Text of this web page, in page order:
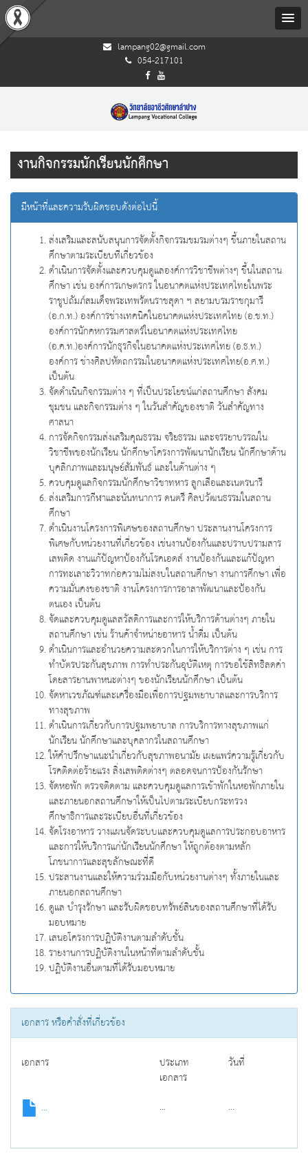
lampang02@gmail.com
054-217101
งานกิจกรรมนักเรียนนักศึกษา
มีหน้าที่และความรับผิดชอบดังต่อไปนี้
ส่งเสริมและสนับสนุนการจัดตั้งกิจกรรมชมรมต่างๆ ขึ้นภายในสถาน
ศึกษาตามระเบียบทีเกี่ยวข้อง
ดำเนินการจัดตั้งและควบคุมดูแลองค์การวิชาชีพต่างๆ ขึ้นในสถาน
ศึกษา เช่น องค์การเกษตรกร ในอนาคตแห่งประเทศไทยในพระ
ราชูปถัมภ์สมเด็จพระเทพรัตนราชสุดา ฯ สยามบรมราชกุมารี
(อ.ก.ท.) องค์การช่างเทคนิคในอนาคตแห่งประเทศไทย (อ.ช.ท.)
องค์การนักคหกรรมศาสตร์ในอนาคตแห่งประเทศไทย
(อ.ค.ท.)องค์การนักธุรกิจในอนาคตแห่งประเทศไทย (อ.ธ.ท.)
องค์การ ช่างศิลปหัตถกรรมในอนาคตแห่งประเทศไทย(อ.ศ.ท.)
เป็นต้น
จัดดำเนินกิจกรรมต่าง ๆ ที่เป็นประโยชน์แก่สถานศึกษา สังคม
ชุมชน และกิจกรรมต่าง ๆ ในวันสำคัญของชาติ วันสำคัญทาง
ศาสนา
การจัดกิจกรรมส่งเสริมคุณธรรม จริยธรรม และจรรยาบรรณใน
วิชาชีพของนักเรียน นักศึกษาโครงการพัฒนานักเรียน นักศึกษาด้าน
บุคลิกภาพและมนุษย์สัมพันธ์ และในด้านต่าง ๆ
ควบคุมดูแลกิจกรรมนักศึกษาวิชาทหาร ลูกเสือและเนตรนารี
ส่งเสริมการกีฬาและนันทนาการ ดนตรี ศิลปวัฒนธรรมในสถาน
ศึกษา
ดำเนินงานโครงการพิเศษของสถานศึกษา ประสานงานโครงการ
พิเศษกับหน่วยงานที่เกี่ยวข้อง เช่นงานป้องกันและปราบปรามสาร
เสพติด งานแก้ปัญหาป้องกันโรคเอดส์ งานป้องกันและแก้ปัญหา
การทะเลาะวิวาทก่อความไม่สงบในสถานศึกษา งานการศึกษา เพื่อ
ความมั่นคงของชาติ งานโครงการการอาสาพัฒนาและป้องกัน
ตนเอง เป็นต้น
จัดและควบคุมดูแลสวัสดิการและการให้บริการด้านต่างๆ ภายใน
สถานศึกษา เช่น ร้านค้าจำหน่ายอาหาร น้ำดื่ม เป็นต้น
ดำเนินการและอำนวยความสะดวกในการให้บริการต่าง ๆ เช่น การ
ทำบัตรประกันสุขภาพ การทำประกันอุบัติเหตุ การขอใช้สิทธิลดค่า
โดยสารยานพาหนะต่างๆ ของนักเรียนนักศึกษา เป็นต้น
จัดหาเวชภัณฑ์และเครื่องมือเพื่อการปฐมพยาบาลและการบริการ
ทางสุขภาพ
ดำเนินการเกี่ยวกับการปฐมพยาบาล การบริการทางสุขภาพแก่
นักเรียน นักศึกษาและบุคลากรในสถานศึกษา
ให้คำปรึกษาแนะนำเกี่ยวกับสุขภาพอนามัย เผยแพร่ความรู้เกี่ยวกับ
โรคติดต่อร้ายแรง สิ่งเสพติดต่างๆ ตลอดจนการป้องกันรักษา
จัดหอพัก ตรวจติดตาม และควบคุมดูแลการเข้าพักในหอพักภายใน
และภายนอกสถานศึกษาให้เป็นไปตามระเบียบกระทรวง
ศึกษาธิการและระเบียบอื่นที่เกี่ยวข้อง
จัดโรงอาหาร วางแผนจัดระบบและควบคุมดูแลการประกอบอาหาร
และการให้บริการแก่นักเรียนนักศึกษา ให้ถูกต้องตามหลัก
โภชนาการและสุขลักษณะที่ดี
ประสานงานและให้ความร่วมมือกับหน่วยงานต่างๆ ทั้งภายในและ
ภายนอกสถานศึกษา
ดูแล บำรุงรักษา และรับผิดชอบทรัพย์สินของสถานศึกษาที่ได้รับ
มอบหมาย
เสนอโครงการปฏิบัติงานตามลำดับชั้น
รายงานการปฏิบัติงานในหน้าที่ตามลำดับชั้น
ปฏิบัติงานอื่นตามที่ได้รับมอบหมาย
เอกสาร หรือคำสั่งที่เกี่ยวข้อง
เอกสาร
ประเภท
เอกสาร
วันที่
... ... ...